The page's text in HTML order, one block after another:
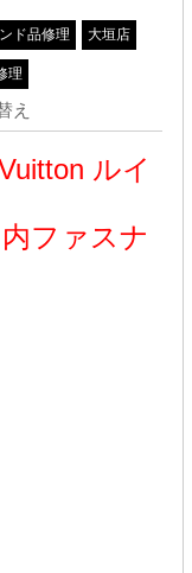
ド品修理 大垣店
理
え
ルイ
ファスナ